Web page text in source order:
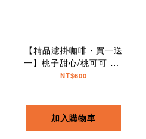
【精品濾掛咖啡・買一送
一】桃子甜心/桃可可 G1
水洗｜10入
NT$600
加入購物車